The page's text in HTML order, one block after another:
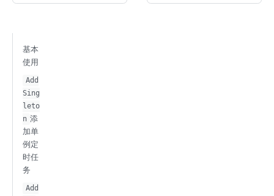
基本
使用
Add
Sing
leto
n 添
加单
例定
时任
务
Add